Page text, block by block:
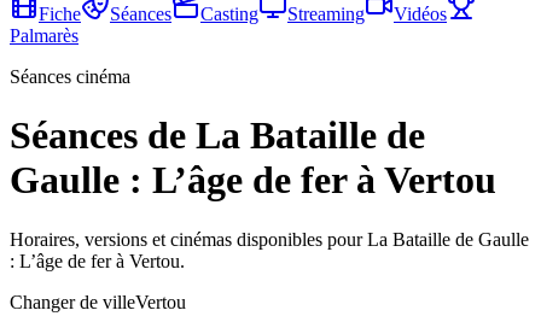
Fiche
Séances Casting Streaming
Vidéos
Palmarès
Séances cinéma
Séances de La Bataille de
Gaulle : L’âge de fer à Vertou
Horaires, versions et cinémas disponibles pour La Bataille de Gaulle
: L’âge de fer à Vertou.
Changer de villeVertou